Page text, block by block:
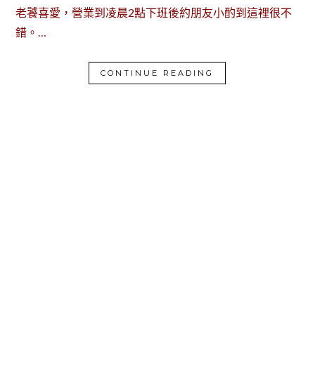
老饕喜愛，營業到凌晨2點下班後約朋友小酌到這裡很不
錯。…
CONTINUE READING